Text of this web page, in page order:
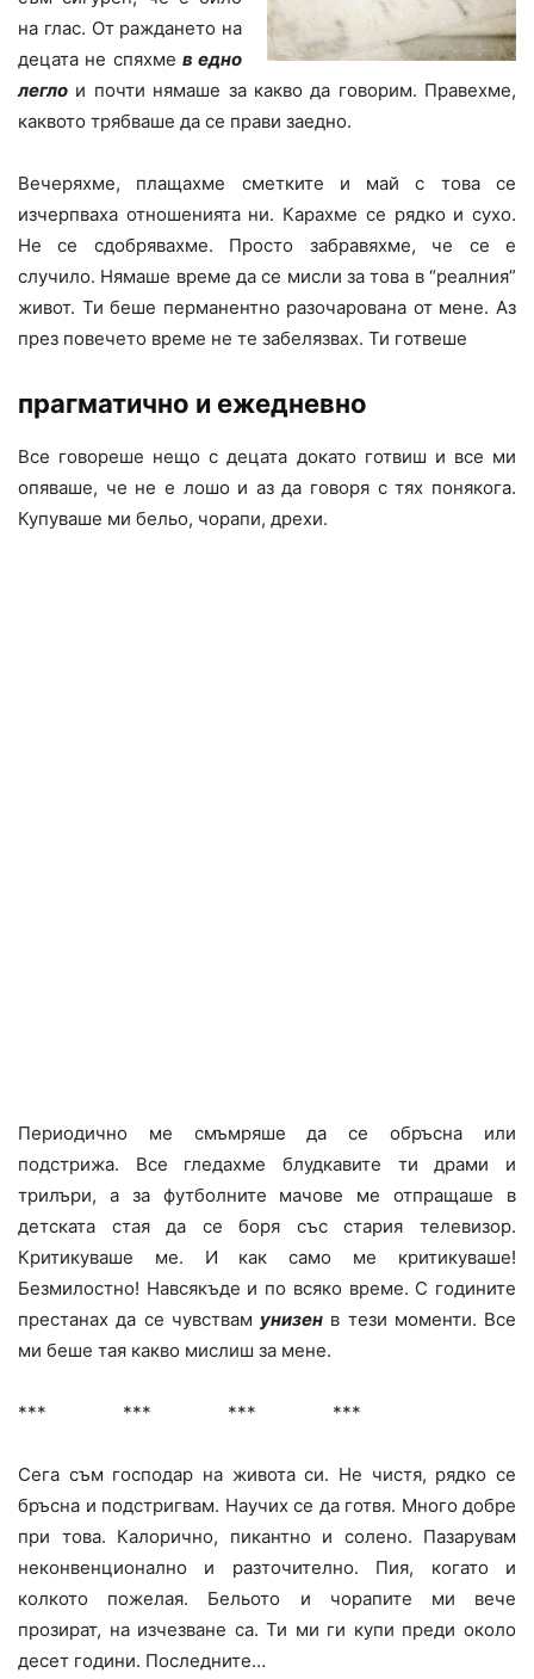
на глас. От раждането на
децата не спяхме в едно
легло и почти нямаше за какво да говорим. Правехме,
каквото трябваше да се прави заедно.
Вечеряхме, плащахме сметките и май с това се
изчерпваха отношенията ни. Карахме се рядко и сухо.
Не се сдобрявахме. Просто забравяхме, че се е
случило. Нямаше време да се мисли за това в “реалния”
живот. Ти беше перманентно разочарована от мене. Аз
през повечето време не те забелязвах. Ти готвеше
прагматично и ежедневно
Все говореше нещо с децата докато готвиш и все ми
опяваше, че не е лошо и аз да говоря с тях понякога.
Купуваше ми бельо, чорапи, дрехи.
Периодично ме смъмряше да се обръсна или
подстрижа. Все гледахме блудкавите ти драми и
трилъри, а за футболните мачове ме отпращаше в
детската стая да се боря със стария телевизор.
Критикуваше ме. И как само ме критикуваше!
Безмилостно! Навсякъде и по всяко време. С годините
престанах да се чувствам унизен в тези моменти. Все
ми беше тая какво мислиш за мене.
*** *** *** ***
Сега съм господар на живота си. Не чистя, рядко се
бръсна и подстригвам. Научих се да готвя. Много добре
при това. Калорично, пикантно и солено. Пазарувам
неконвенционално и разточително. Пия, когато и
колкото пожелая. Бельото и чорапите ми вече
прозират, на изчезване са. Ти ми ги купи преди около
десет години. Последните…